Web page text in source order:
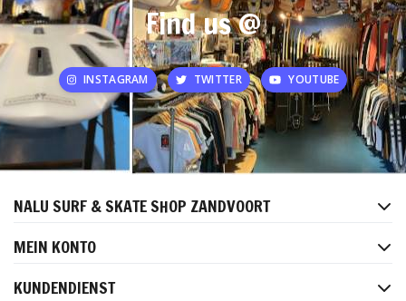
Find us @
INSTAGRAM TWITTER YOUTUBE
NALU SURF & SKATE SHOP ZANDVOORT
MEIN KONTO
KUNDENDIENST